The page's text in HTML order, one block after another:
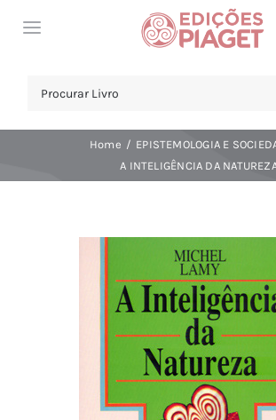
Toggle
Search
Home
EPISTEMOLOGIA E
A INTELIGÊNCIA DA